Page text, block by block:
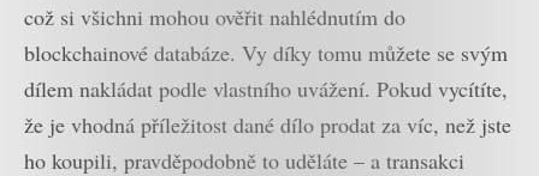
což si všichni mohou ověřit nahlédnutím do
blockchainové databáze. Vy díky tomu můžete se svým
dílem nakládat podle vlastního uvážení. Pokud vycítíte,
že je vhodná příležitost dané dílo prodat za víc, než jste
ho koupili, pravděpodobně to uděláte – a transakci